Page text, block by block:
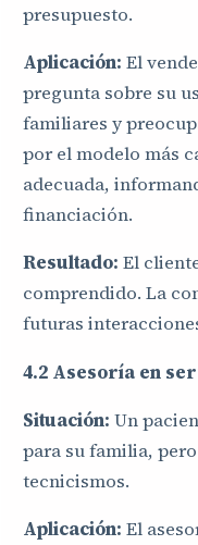
presupuesto.
Aplicación: El
pregunta sobre su
familiares y
por el modelo más
adecuada,
financiación.
Resultado: El
comprendido. La
futuras
4.2 Asesoría en
Situación: Un
para su familia,
tecnicismos.
Aplicación: El